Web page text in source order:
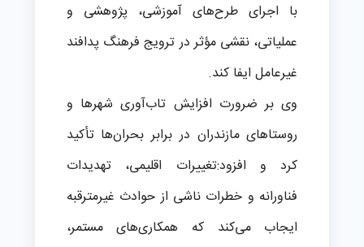
با اجرای طرح‌های آموزشی، پژوهشی و
عملیاتی، نقشی مؤثر در ترویج فرهنگ پدافند
غیرعامل ایفا کند.
وی بر ضرورت افزایش تاب‌آوری شهرها و
روستاهای مازندران در برابر بحران‌ها تأکید
کرد و افزود:تغییرات اقلیمی، تهدیدات
فناورانه و خطرات ناشی از حوادث غیرمترقبه
ایجاب می‌کند که همکاری‌های مستمر،